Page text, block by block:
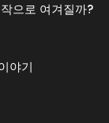
으로 여겨질까?
야기